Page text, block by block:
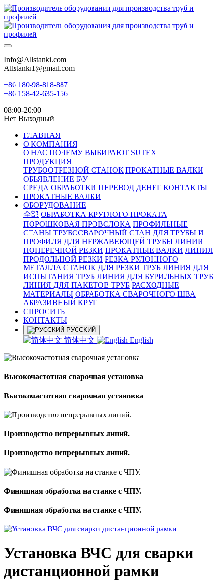
Info@Allstanki.com
Allstanki1@gmail.com
+86 180-98-818-887
+86 158-42-635-156
08:00-20:00
Нет Выходный
ГЛАВНАЯ
О КОМПАНИЯ
О НАС ПОЧЕМУ ВЫБИРАЮТ SUTEX
ПРОДУКЦИЯ
ТРУБООТРЕЗНОЙ СТАНОК ПРОКАТНЫЕ ВАЛКИ
ОБЬЯВЛЕНИЕ Б\У
СРЕДА ОБРАБОТКИ ПЕРЕВОД ДЕНЕГ КОНТАКТЫ
ПРОКАТНЫЕ ВАЛКИ
ОБОРУДОВАНИЕ
全部 ОБРАБОТКА КРУГЛОГО ПРОКАТА
ПОРОШКОВАЯ ПРОВОЛОКА ПРОФИЛЬНЫЕ
СТАНЫ ТРУБОСВАРОЧНЫЙ СТАН ДЛЯ ТРУБЫ И
ПРОФИЛЯ ДЛЯ НЕРЖАВЕЮЩЕЙ ТРУБЫ ЛИНИИ
ПОПЕРЕЧНОЙ РЕЗКИ ПРОКАТНЫЕ ВАЛКИ ЛИНИЯ
ПРОДОЛЬНОЙ РЕЗКИ РЕЗКА РУЛОННОГО
МЕТАЛЛА СТАНОК ДЛЯ РЕЗКИ ТРУБ ЛИНИЯ ДЛЯ
ИСПЫТАНИЯ ТРУБ ЛИНИЯ ДЛЯ БУРИЛЬНЫХ ТРУБ
ЛИНИЯ ДЛЯ ПАКЕТОВ ТРУБ РАСХОДНЫЕ
МАТЕРИАЛЫ OБРАБОТКА СВАРОЧНОГО ШВА
АБРАЗИВНЫЙ КРУГ
СПРОСИТЬ
КОНТАКТЫ
РУССКИЙ
简体中文 English
Высокочастотная сварочная установка
Высокочастотная сварочная установка
Производство непрерывных линий.
Производство непрерывных линий.
Финишная обработка на станке с ЧПУ.
Финишная обработка на станке с ЧПУ.
Установка ВЧС для сварки
дистанционной рамки